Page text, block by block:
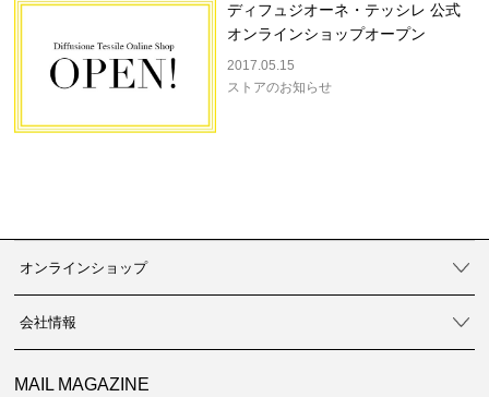
ディフュジオーネ・テッシレ 公式
オンラインショップオープン
2017.05.15
ストアのお知らせ
オンラインショップ
会社情報
MAIL MAGAZINE